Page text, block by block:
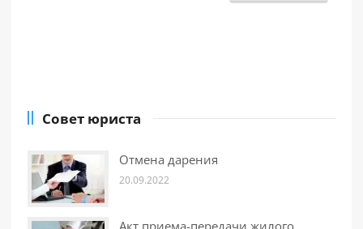
Совет юриста
Отмена дарения
20.09.2022
Акт приема-передачи жилого